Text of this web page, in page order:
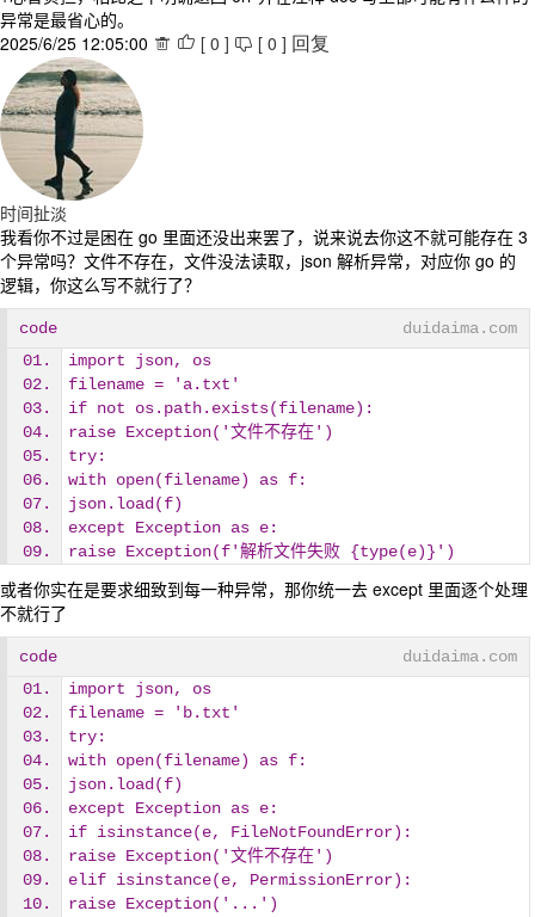
异常是最省心的。
2025/6/25 12:05:00   [ 0 ]  [ 0 ] 回复
时间扯淡
我看你不过是困在 go 里面还没出来罢了，说来说去你这不就可能存在 3
个异常吗？文件不存在，文件没法读取，json 解析异常，对应你 go 的
逻辑，你这么写不就行了？
code
duidaima.com
import json, os
filename = 'a.txt'
if not os.path.exists(filename):
raise Exception('文件不存在')
try:
with open(filename) as f:
json.load(f)
except Exception as e:
raise Exception(f'解析文件失败 {type(e)}')
或者你实在是要求细致到每一种异常，那你统一去 except 里面逐个处理
不就行了
code
duidaima.com
import json, os
filename = 'b.txt'
try:
with open(filename) as f:
json.load(f)
except Exception as e:
if isinstance(e, FileNotFoundError):
raise Exception('文件不存在')
elif isinstance(e, PermissionError):
raise Exception('...')